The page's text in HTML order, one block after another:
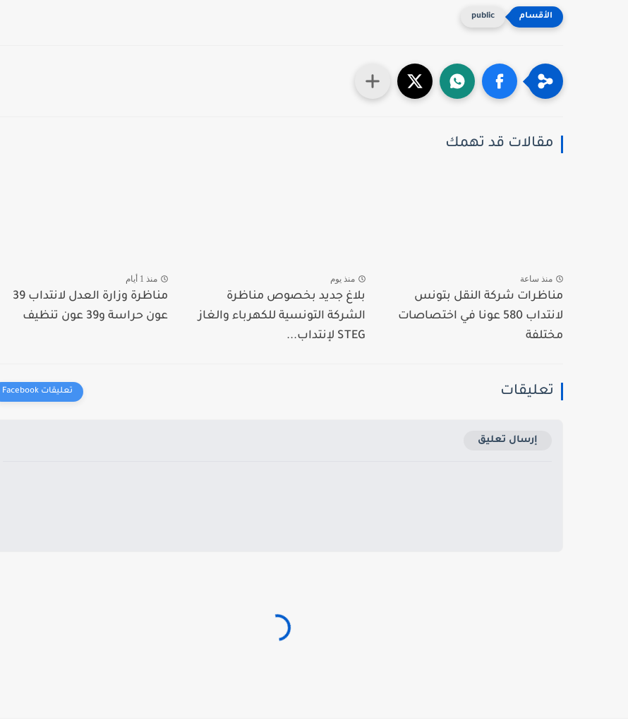
public
مقالات قد تهمك
منذ ساعة
مناظرات شركة النقل بتونس
لانتداب 580 عونا في اختصاصات
مختلفة
منذ يوم
بلاغ جديد بخصوص مناظرة
الشركة التونسية للكهرباء والغاز
STEG لإنتداب...
منذ 1 أيام
مناظرة وزارة العدل لانتداب 39
عون حراسة و39 عون تنظيف
تعليقات
إرسال تعليق